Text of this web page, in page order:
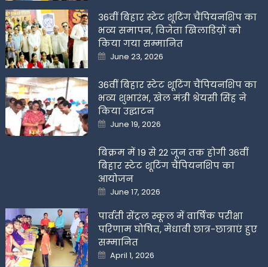
36वीं बिहार स्टेट शूटिंग चैंपियनशिप का
भव्य समापन, विजेता खिलाडिय़ों को
किया गया सम्मानित
Posted
on
June 23, 2026
36वीं बिहार स्टेट शूटिंग चैंपियनशिप का
भव्य शुभारंभ, खेल मंत्री श्रेयसी सिंह ने
किया उद्घाटन
Posted
on
June 19, 2026
बिक्रम में 19 से 22 जून तक होगी 36वीं
बिहार स्टेट शूटिंग चैंपियनशिप का
आयोजन
Posted
on
June 17, 2026
पार्वती सेंट्रल स्कूल में वार्षिक परीक्षा
परिणाम घोषित, मेधावी छात्र-छात्राएं हुए
सम्मानित
Posted
on
April 1, 2026